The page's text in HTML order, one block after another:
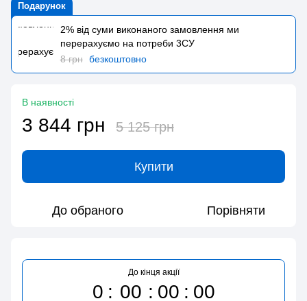
Подарунок
2% від суми виконаного замовлення ми
перерахуємо на потреби 3CУ
8 грн безкоштовно
В наявності
3 844 грн 5 125 грн
Купити
До обраного Порівняти
До кінця акції
0 00 00 00